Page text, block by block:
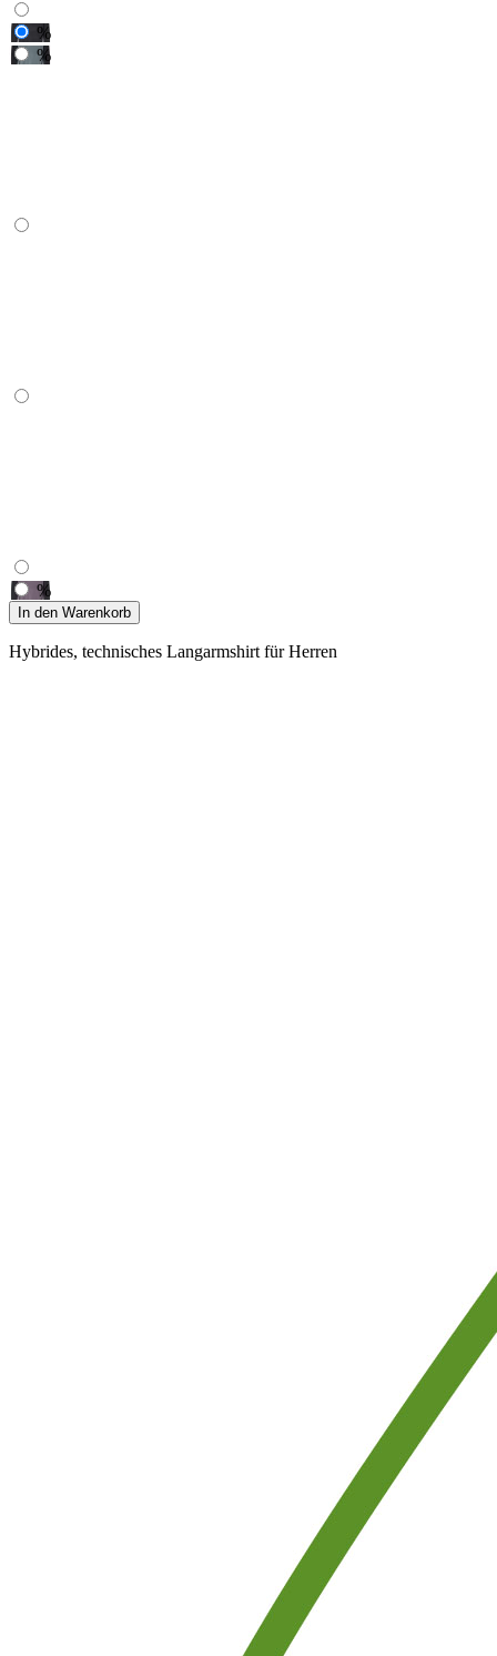
%
%
%
In den Warenkorb
Hybrides, technisches Langarmshirt für Herren